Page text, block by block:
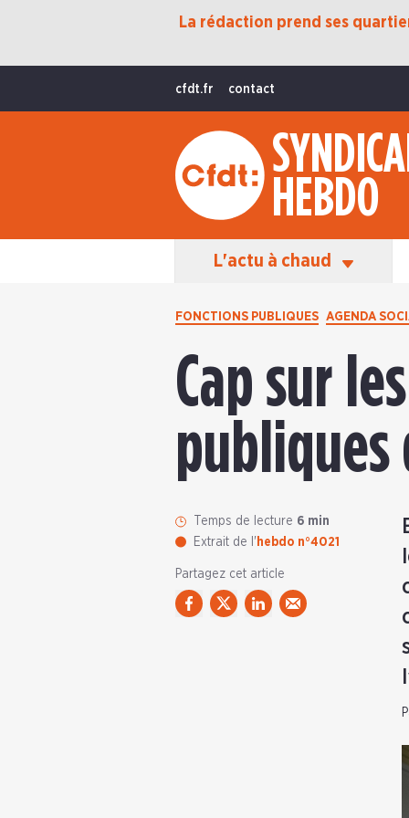
La rédaction prend ses
cfdt.fr contact
HEBDO
L'actu à chaud
Protection Sociale
International
La Vie De La CFDT
Les Équipes En Action
FONCTIONS PUBLIQUES AGENDA
Cap sur
publiques
Temps de lecture 6 min
Extrait de l' hebdo n°4021
Partagez cet article